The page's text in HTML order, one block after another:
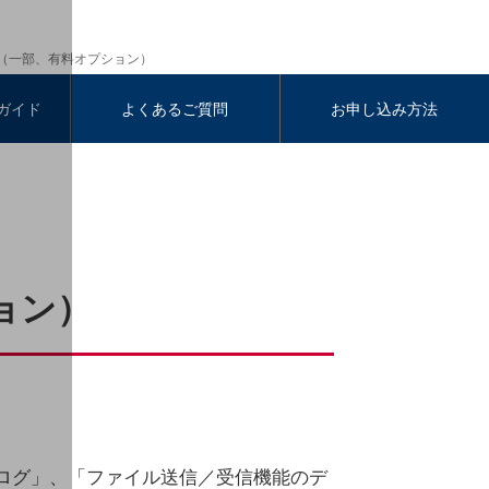
部、有料オプション）
イド よくあるご質問 お申し込み方法
）
グ」、「ファイル送信／受信機能のデ